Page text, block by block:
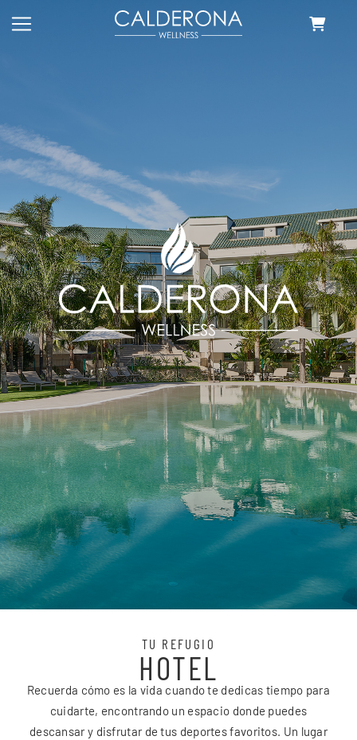
TU REFUGIO
HOTEL
Recuerda cómo es la vida cuando te dedicas tiempo para
cuidarte, encontrando un espacio donde puedes
descansar y disfrutar de tus deportes favoritos. Un lugar